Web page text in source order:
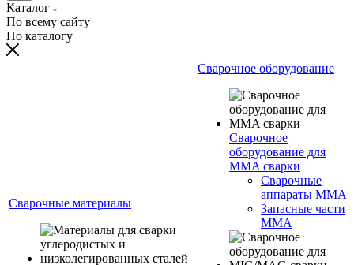
Каталог
По всему сайту
По каталогу
Сварочные материалы
Сварочное оборудование
Сварочное
оборудование для
MMA сварки
Сварочные
аппараты MMA
Запасные части
MMA